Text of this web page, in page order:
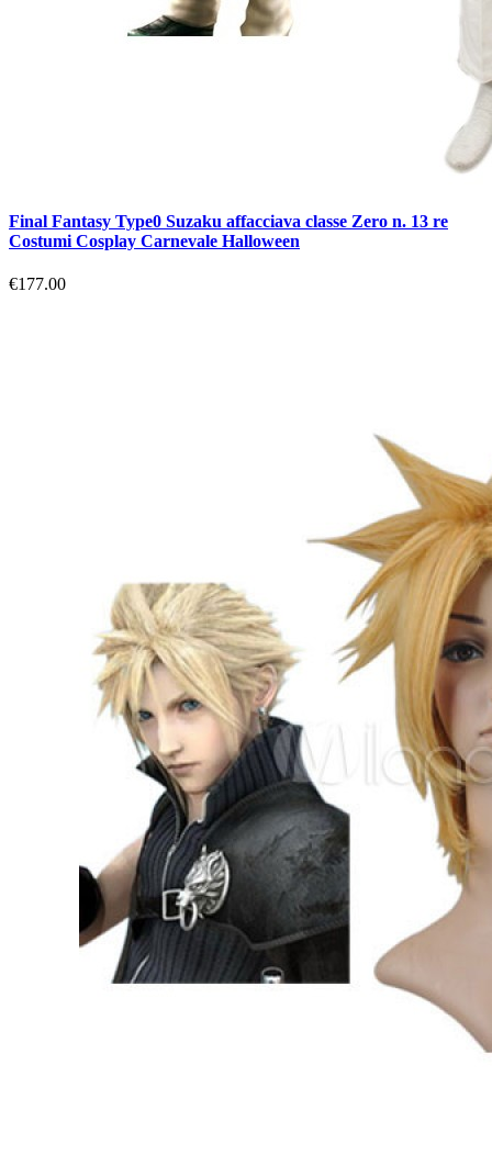
Final Fantasy Type0 Suzaku affacciava classe Zero n. 13 re
Costumi Cosplay Carnevale Halloween
€177.00